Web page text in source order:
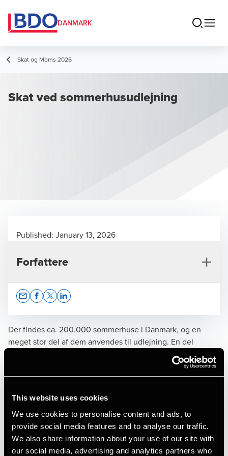
This website uses cookies
We use cookies to personalise content and ads, to
provide social media features and to analyse our traffic.
We also share information about your use of our site with
our social media, advertising and analytics partners who
DANMARK
Skat og Moms 2026
Skat ved sommerhusudlejning
Der findes ca. 200.000 sommerhuse i Danmark, og en
meget stor del af dem anvendes til udlejning. En del
udlejes i rigtig mange uger. Andre kun i få. Nogle udlejes af
ejeren selv. Andre gennem et udlejningsfirma.
er udlejningen
skattepligtig. Det betyder, at der skal betales skat af
overskuddet. Nedenfor giver vi
et overblik over skattereglerne for udlejning af
sommerhuse i de forskellige
Published: January 13, 2026
Forfattere
Senior Director, Tax Legal